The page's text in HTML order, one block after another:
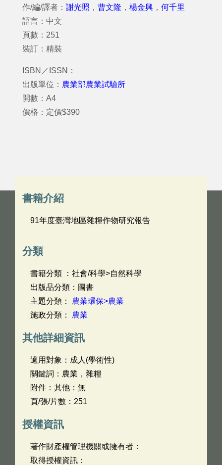
作/編/譯者： 謝光照 ， 曹文隆 ， 楊金興 ， 何千里
語言：中文
頁數：251
裝訂：精裝
ISBN／ISSN：
出版單位： 農業部農業試驗所
開數：A4
價格：定價$390
書籍介紹
91年度臺灣地區雜糧作物研究報告
分類
書籍分類 ：社會/科學>自然科學
出版品分類：圖書
主題分類： 農業環保>農業
施政分類： 農業
其他詳細資訊
適用對象：成人(學術性)
關鍵詞：農業，雜糧
附件：其他：無
頁/張/片數：251
授權資訊
著作財產權管理機關或擁有者：
取得授權資訊：